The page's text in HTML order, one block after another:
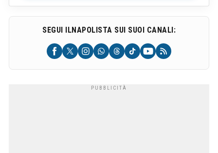
SEGUI ILNAPOLISTA SUI SUOI CANALI: